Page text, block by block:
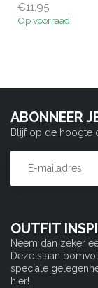
€11,95
Op voorraad
OUTFIT
Neem dan zeker
Deze staan
speciale
hier!
ABONNEER
Blijf op de hoogte